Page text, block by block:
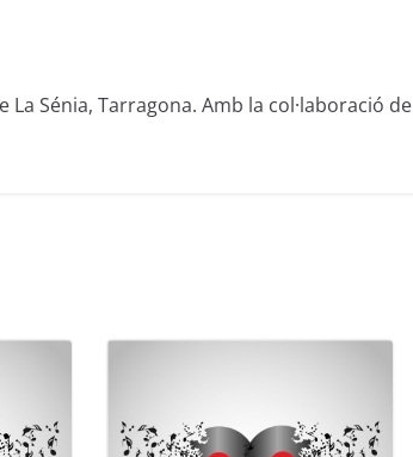
Sénia, Tarragona. Amb la col·laboració de